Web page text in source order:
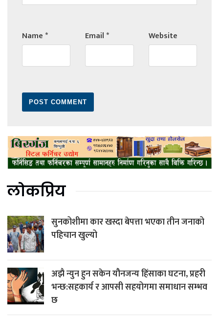
Name* Email* Website
लोकप्रिय
सुनकोशीमा कार खस्दा बेपत्ता भएका तीन जनाको
पहिचान खुल्यो
अझै न्युन हुन सकेन यौनजन्य हिंसाका घटना, प्रहरी
भन्छ:सहकार्य र आपसी सहयोगमा समाधान सम्भव
छ